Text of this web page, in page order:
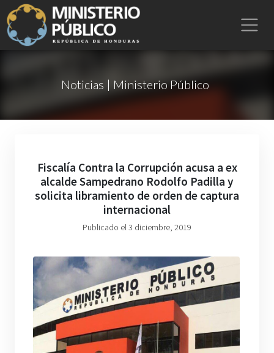
Noticias | Ministerio Público
Fiscalía Contra la Corrupción acusa a ex
alcalde Sampedrano Rodolfo Padilla y
solicita libramiento de orden de captura
internacional
Publicado el 3 diciembre, 2019